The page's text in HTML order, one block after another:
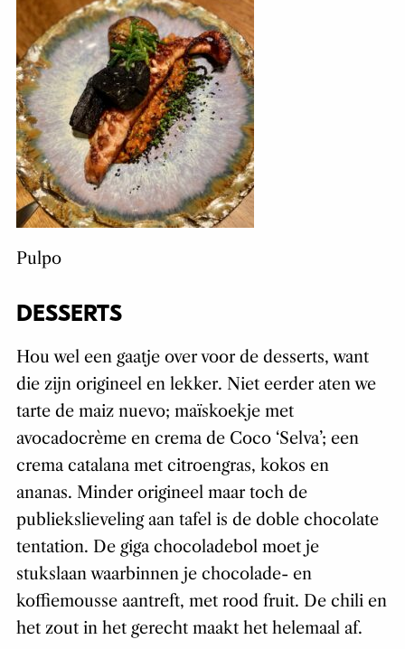
Pulpo
DESSERTS
Hou wel een gaatje over voor de desserts, want
die zijn origineel en lekker. Niet eerder aten we
tarte de maiz nuevo; maïskoekje met
avocadocrème en crema de Coco ‘Selva’; een
crema catalana met citroengras, kokos en
ananas. Minder origineel maar toch de
publiekslieveling aan tafel is de doble chocolate
tentation. De giga chocoladebol moet je
stukslaan waarbinnen je chocolade- en
koffiemousse aantreft, met rood fruit. De chili en
het zout in het gerecht maakt het helemaal af.